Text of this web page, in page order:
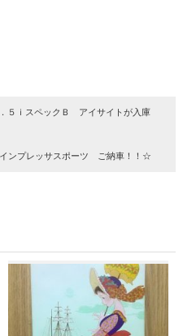
５ｉスペックＢ アイサイトが入庫
ンプレッサスポーツ ご納車！！☆